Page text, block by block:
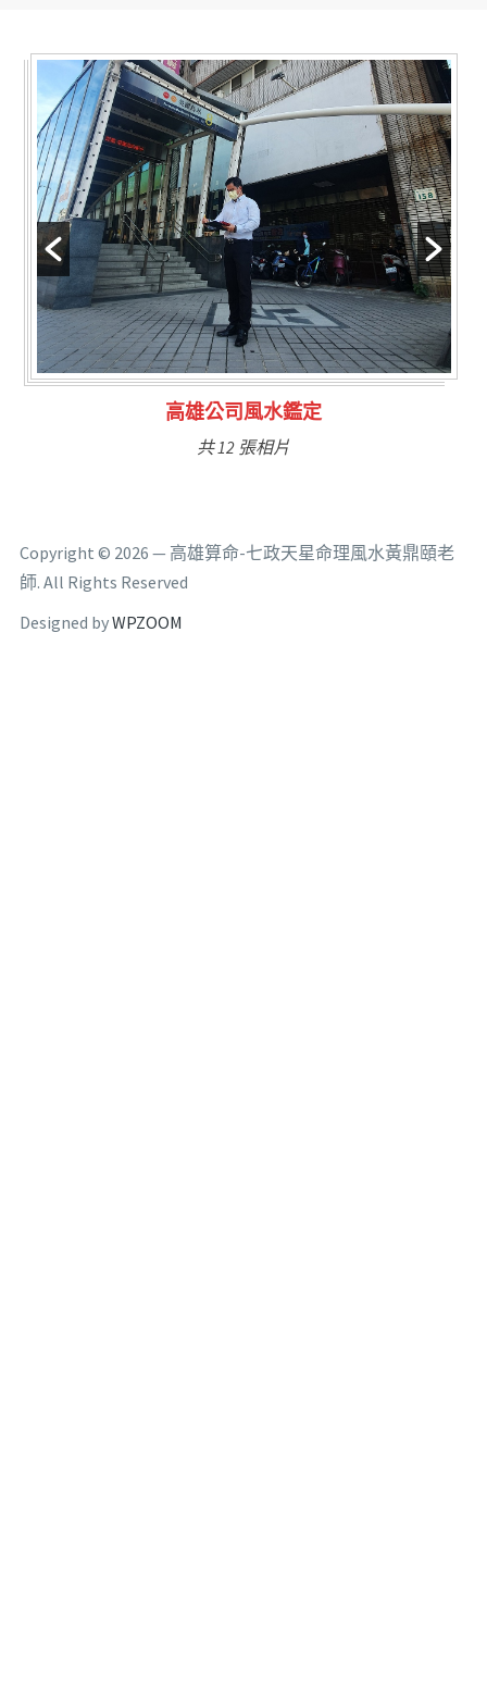
林氏福主量子生基造命
共 6 張相片
Copyright © 2026 — 高雄算命-七政天星命理風水黃鼎頤老
師. All Rights Reserved
Designed byWPZOOM